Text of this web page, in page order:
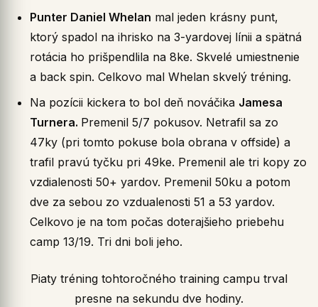
Punter Daniel Whelan mal jeden krásny punt,
ktorý spadol na ihrisko na 3-yardovej línii a spätná
rotácia ho prišpendlila na 8ke. Skvelé umiestnenie
a back spin. Celkovo mal Whelan skvelý tréning.
Na pozícii kickera to bol deň nováčika Jamesa
Turnera. Premenil 5/7 pokusov. Netrafil sa zo
47ky (pri tomto pokuse bola obrana v offside) a
trafil pravú tyčku pri 49ke. Premenil ale tri kopy zo
vzdialenosti 50+ yardov. Premenil 50ku a potom
dve za sebou zo vzdualenosti 51 a 53 yardov.
Celkovo je na tom počas doterajšieho priebehu
camp 13/19. Tri dni boli jeho.
Piaty tréning tohtoročného training campu trval
presne na sekundu dve hodiny.